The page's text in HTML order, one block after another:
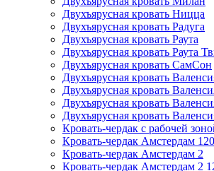
Двухъярусная кровать Ницца
Двухъярусная кровать Радуга
Двухъярусная кровать Раута
Двухъярусная кровать Раута
Двухъярусная кровать СамСон
Двухъярусная кровать
Двухъярусная кровать
Двухъярусная кровать
Двухъярусная кровать
Кровать-чердак с рабочей
Кровать-чердак Амстердам
Кровать-чердак Амстердам 2
Кровать-чердак Амстердам 2